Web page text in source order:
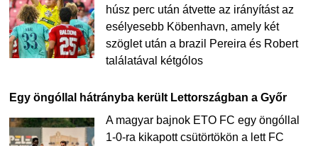
húsz perc után átvette az irányítást az
esélyesebb Köbenhavn, amely két
szöglet után a brazil Pereira és Robert
találatával kétgólos
Egy öngóllal hátrányba került Lettországban a Győr
A magyar bajnok ETO FC egy öngóllal
1-0-ra kikapott csütörtökön a lett FC